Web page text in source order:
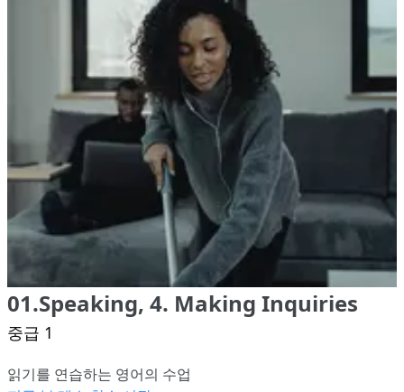
01.Speaking, 4. Making Inquiries
중급 1
읽기를 연습하는 영어의 수업